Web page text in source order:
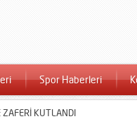
Spor Haberleri
ZAFERİ KUTLANDI